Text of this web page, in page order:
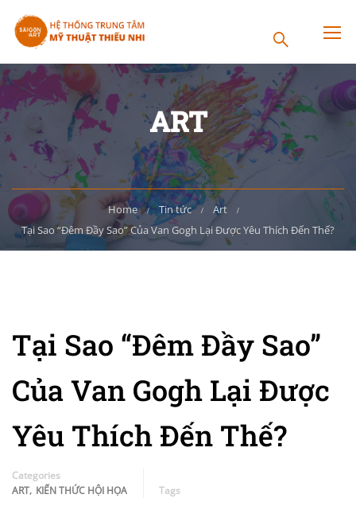
ART
Home Tin tức
Art
Tại Sao “Đêm Đầy Sao” Của Van Gogh Lại Được Yêu Thích Đến Thế?
Tại Sao “Đêm Đầy Sao”
Của Van Gogh Lại Được
Yêu Thích Đến Thế?
Categories
ART, KIẾN THỨC HỘI HỌA Tags